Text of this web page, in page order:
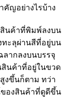
คัญอย่างไรบ้าง
นค้าที่พิมพ์ลงบน
ทะลุผ่านสีที่อยู่บน
ลากลงบนบรรจุ
นค้าที่อยู่ในขวด
งขึ้นก็ตาม ทว่า
ของสินค้าที่ดูดีขึ้น